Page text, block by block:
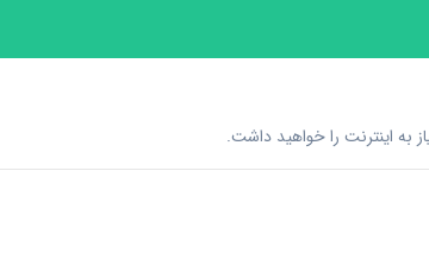
به اینترنت را خواهید داشت.